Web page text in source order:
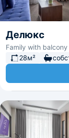
Делюкс
Family with balcony
28м²